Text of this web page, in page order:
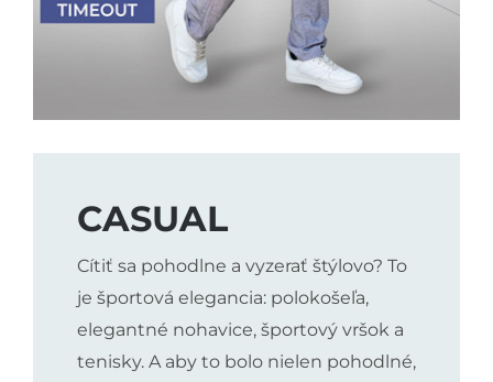
CASUAL
Cítiť sa pohodlne a vyzerať štýlovo? To
je športová elegancia: polokošeľa,
elegantné nohavice, športový vršok a
tenisky. A aby to bolo nielen pohodlné,